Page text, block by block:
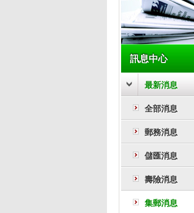
訊息中心
最新消息
全部消息
郵務消息
儲匯消息
壽險消息
集郵消息